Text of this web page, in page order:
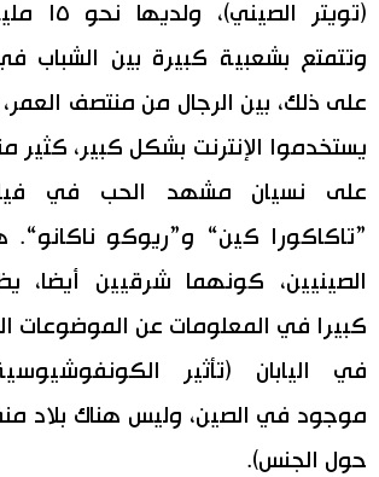
(تويتر
وتتمتع بشعبية كبيرة بين الشباب في
على ذلك، بين الرجال من منتصف العمر،
يستخدموا الإنترنت بشكل كبير، كثير
على نسيان مشهد الحب في
”تاكاكورا كين“ و”ريوكو ناكانو“.
الصينيين، كونهما شرقيين أيضا،
كبيرا في المعلومات عن الموضوعات
في اليابان (تأثير
موجود في الصين، وليس هناك بلاد
حول الجنس).